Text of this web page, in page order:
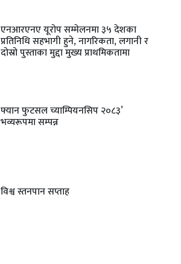
एनआरएनए यूरोप सम्मेलनमा ३५ देशका
प्रतिनिधि सहभागी हुने, नागरिकता, लगानी र
दोस्रो पुस्ताका मुद्दा मुख्य प्राथमिकतामा
फ्यान फुटसल च्याम्पियनसिप २०८३’
भव्यरूपमा सम्पन्न
विश्व स्तनपान सप्ताह